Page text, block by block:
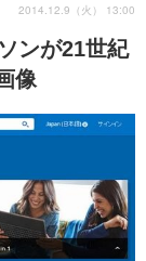
ンが21世紀
像
2014.12.9（火） 13:00